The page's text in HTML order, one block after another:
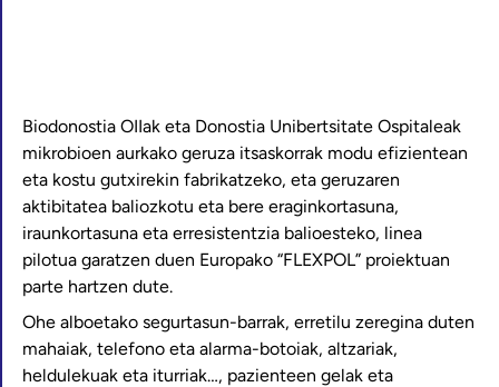
Biodonostia OIIak eta Donostia Unibertsitate Ospitaleak
mikrobioen aurkako geruza itsaskorrak modu efizientean
eta kostu gutxirekin fabrikatzeko, eta geruzaren
aktibitatea baliozkotu eta bere eraginkortasuna,
iraunkortasuna eta erresistentzia balioesteko, linea
pilotua garatzen duen Europako “FLEXPOL” proiektuan
parte hartzen dute.
Ohe alboetako segurtasun-barrak, erretilu zeregina duten
mahaiak, telefono eta alarma-botoiak, altzariak,
heldulekuak eta iturriak…, pazienteen gelak eta